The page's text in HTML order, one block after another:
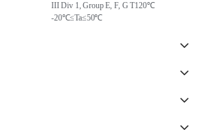
III Div 1, Group E, F, G T120℃
-20℃≤Ta≤50℃